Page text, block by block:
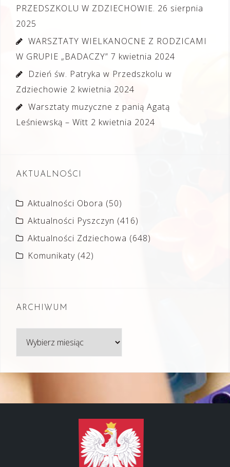
PRZEDSZKOLU W ZDZIECHOWIE. 26 sierpnia
2025
WARSZTATY WIELKANOCNE Z RODZICAMI
W GRUPIE „BADACZY” 7 kwietnia 2024
Dzień św. Patryka w Przedszkolu w
Zdziechowie 2 kwietnia 2024
Warsztaty muzyczne z panią Agatą
Leśniewską – Witt 2 kwietnia 2024
AKTUALNOŚCI
Aktualności Obora (50)
Aktualności Pyszczyn (416)
Aktualności Zdziechowa (648)
Komunikaty (42)
ARCHIWUM